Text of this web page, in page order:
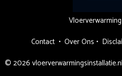
Vloerverwarming
Contact • Over Ons •
© 2026